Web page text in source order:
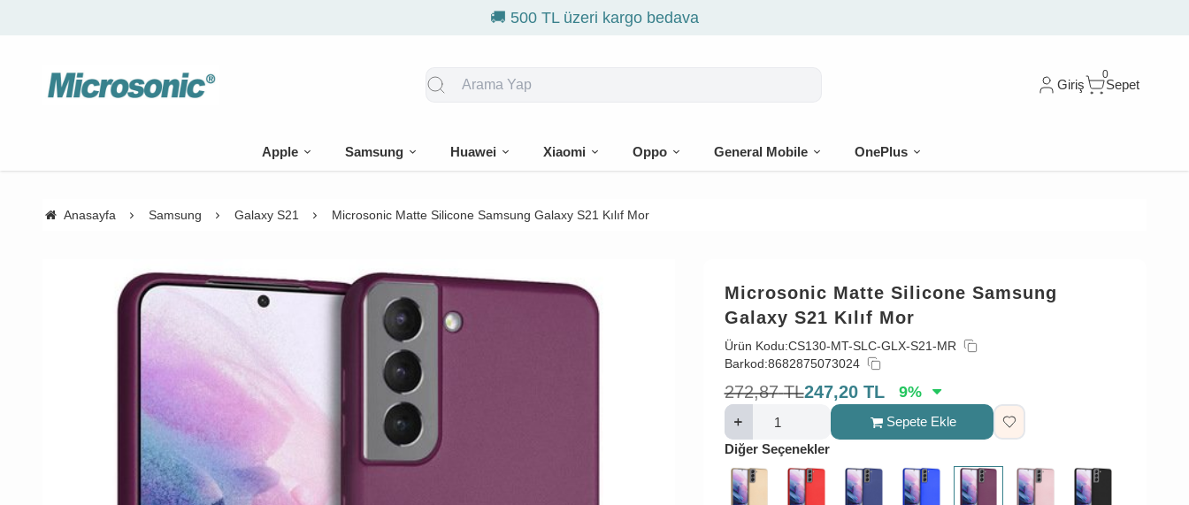
🎁 İlk siparişe %10 indirim
Giriş
0
Sepet
Apple Samsung Huawei Xiaomi Oppo General Mobile OnePlus
Anasayfa Samsung Galaxy S21 Microsonic Matte Silicone Samsung Galaxy S21 Kılıf Mor
Microsonic Matte Silicone Samsung
Galaxy S21 Kılıf Mor
Ürün Kodu:CS130-MT-SLC-GLX-S21-MR
Barkod:8682875073024
272,87 TL247,20 TL 9%
Sepete Ekle
Diğer Seçenekler